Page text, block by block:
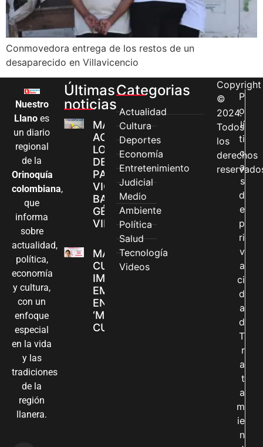
Conmovedora entrega de los restos de un
desaparecido en Villavicencio
Nuestro
Llano es
un diario
regional
de la
Orinoquía
colombiana,
que
informa
sobre
actualidad,
política,
economía
y cultura,
con un
enfoque
especial
en la vida
y las
tradiciones
de la
región
llanera.
Últimas
noticias
MÁS MUJERES
ACCEDEN A
LOS CANALES
DE ATENCIÓN
PARA
VIOLENCIAS
BASADAS EN
GÉNERO EN
VILLAVICENCIO
MADRES
CUIDADORAS
IMPULSAN SUS
EMPRENDIMIENTOS
EN LA FERIA
‘MANOS QUE
CUIDAN Y CREAN’
Categorias
Actualidad
Cultura
Deportes
Economía
Entretenimiento
Judicial
Medio
Ambiente
Política
Salud
Tecnología
Videos
Copyright
©
2024.
Todos
los
derechos
P
o
lí
ti
c
a
s
d
e
p
ri
v
a
ci
d
a
d
T
r
a
t
a
m
ie
n